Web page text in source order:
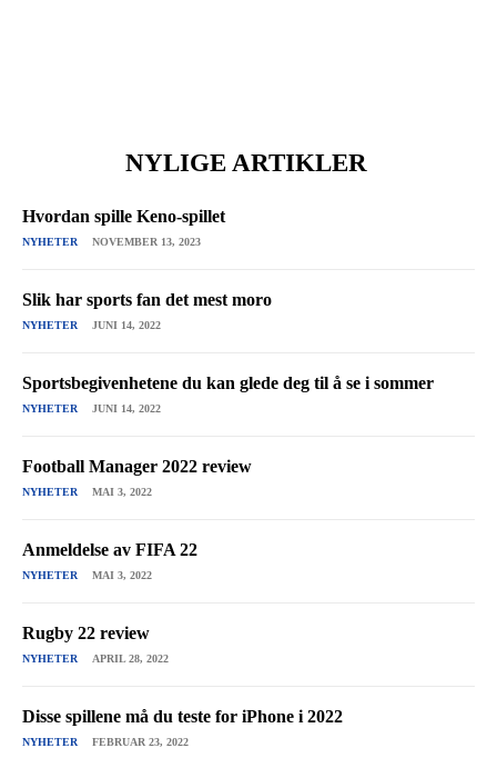
NYLIGE ARTIKLER
Hvordan spille Keno-spillet
NYHETER NOVEMBER 13, 2023
Slik har sports fan det mest moro
NYHETER JUNI 14, 2022
Sportsbegivenhetene du kan glede deg til å se i sommer
NYHETER JUNI 14, 2022
Football Manager 2022 review
NYHETER MAI 3, 2022
Anmeldelse av FIFA 22
NYHETER MAI 3, 2022
Rugby 22 review
NYHETER APRIL 28, 2022
Disse spillene må du teste for iPhone i 2022
NYHETER FEBRUAR 23, 2022